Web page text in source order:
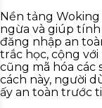
Nền tảng
ngừa và giúp
đăng nhập an
trắc học, cộng
cũng mã hóa các
cách này, người
ấy an toàn trước